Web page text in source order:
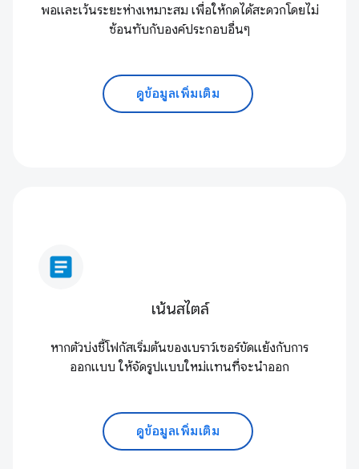
พอและเว้นระยะห่างเหมาะสม เพื่อให้กดได้สะดวกโดยไม่
ซ้อนทับกับองค์ประกอบอื่นๆ
ดูข้อมูลเพิ่มเติม
article
เน้นสไตล์
หากตัวบ่งชี้โฟกัสเริ่มต้นของเบราว์เซอร์ขัดแย้งกับการ
ออกแบบ ให้จัดรูปแบบใหม่แทนที่จะนำออก
ดูข้อมูลเพิ่มเติม